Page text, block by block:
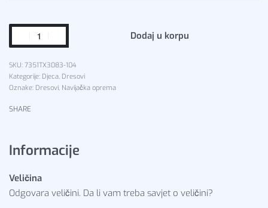
Dodaj u korpu
7351TX3083-104
Kategorije: Djeca, Dresovi
Oznake: Dresovi, Navijačka oprema
SHARE
Informacije
Veličina
Odgovara veličini. Da li vam treba savjet o veličini?